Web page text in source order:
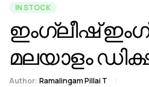
IN STOCK
ഇംഗ്ലീഷ്
മലയാളം
Author: Ramalingam Pillai T